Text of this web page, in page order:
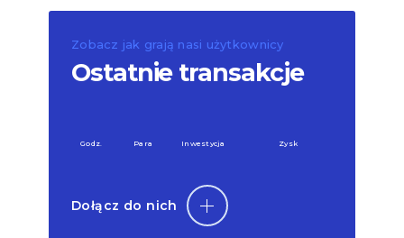
Zobacz jak grają nasi użytkownicy
Ostatnie transakcje
Godz. Para Inwestycja Zysk
Dołącz do nich